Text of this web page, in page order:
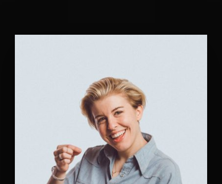
Press Enter / Return to begin your search or hit
ESC to close
Login Register
SIGN IN